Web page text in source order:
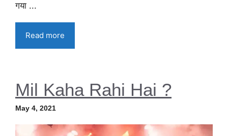
गया ...
Read more
Mil Kaha Rahi Hai ?
May 4, 2021